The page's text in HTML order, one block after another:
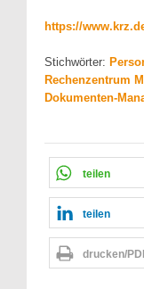
https://
Stichwörter:
Rechenzentrum
Dokumenten-
teilen
teilen
drucken/